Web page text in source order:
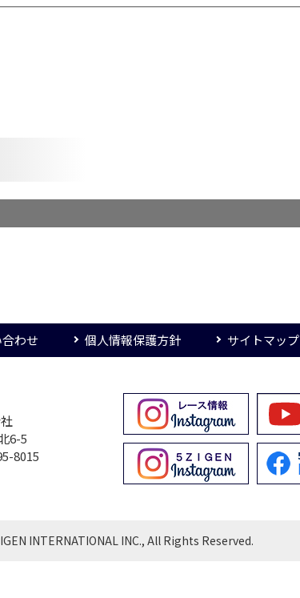
わせ 個人情報保護方針 サイトマップ
6-5
8015
INTERNATIONAL INC., All Rights Reserved.